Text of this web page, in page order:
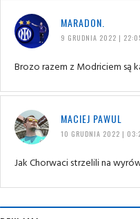
MARADON.
9 GRUDNIA 2022 |
Brozo razem z Modriciem są
MACIEJ PAWUL
10 GRUDNIA 2022 |
Jak Chorwaci strzelili na